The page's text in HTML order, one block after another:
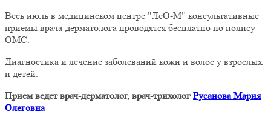
Весь июль в медицинском центре "ЛеО-М" консультативные
приемы врача-дерматолога проводятся бесплатно по полису
ОМС.
Диагностика и лечение заболеваний кожи и волос у взрослых
и детей.
Прием ведет врач-дерматолог, врач-трихолог Русанова Мария
Олеговна